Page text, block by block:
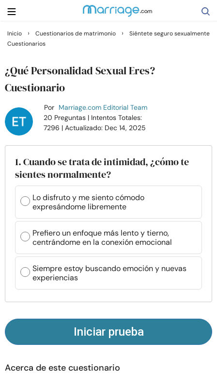
Buscar
Casarse
Relaciones
Familia
Ayuda
Cursos
Recursos
Comunidad
Encuentra un terapeuta
Sobre nosotros Contáctanos Escríbenos
Publicidad con
Inicio › Cuestionarios de matrimonio › Siéntete seguro sexualmente
Cuestionarios
¿Qué Personalidad Sexual Eres?
Cuestionario
Por Marriage.com Editorial Team
20 Preguntas | Intentos Totales:
7296 | Actualizado: Dec 14, 2025
1. Cuando se trata de intimidad, ¿cómo te
sientes normalmente?
Lo disfruto y me siento cómodo
expresándome libremente
Prefiero un enfoque más lento y tierno,
centrándome en la conexión emocional
Siempre estoy buscando emoción y nuevas
experiencias
Iniciar prueba
Acerca de este cuestionario